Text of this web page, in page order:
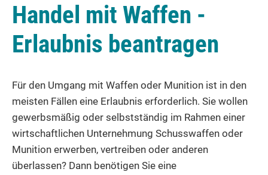
Handel mit Waffen -
Erlaubnis beantragen
Für den Umgang mit Waffen oder Munition ist in den
meisten Fällen eine Erlaubnis erforderlich. Sie wollen
gewerbsmäßig oder selbstständig im Rahmen einer
wirtschaftlichen Unternehmung Schusswaffen oder
Munition erwerben, vertreiben oder anderen
überlassen? Dann benötigen Sie eine